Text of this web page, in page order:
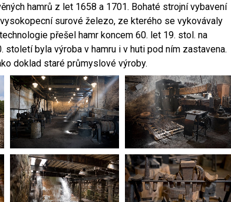
hamrů z let 1658 a 1701. Bohaté strojní vybavení
surové železo, ze kterého se vykovávaly
přešel hamr koncem 60. let 19. stol. na
století byla výroba v hamru i v huti pod ním zastavena.
doklad staré průmyslové výroby.